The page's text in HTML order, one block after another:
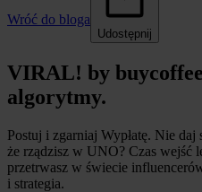
Wróć do bloga
Udostępnij
VIRAL! by
algorytmy.
Postuj i zgarniaj Wypłatę. Nie
że rządzisz w UNO? Czas wejść
przetrwasz w świecie
i strategia.